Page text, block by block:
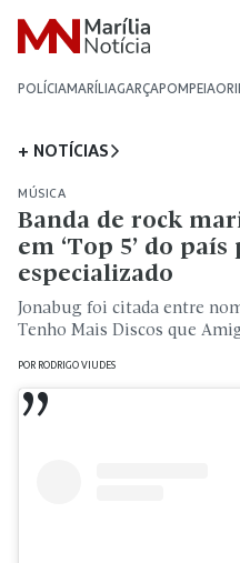
POLÍCIAMARÍLIAGARÇAPOMPEIA
+ NOTÍCIAS
MÚSICA
Banda de rock
em ‘Top 5’ do
especializado
Jonabug foi citada entre
Tenho Mais Discos que
POR RODRIGO VIUDES